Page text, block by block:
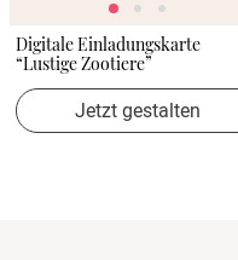
Digitale Einladungskarte
“Lustige Zootiere”
Jetzt gestalten